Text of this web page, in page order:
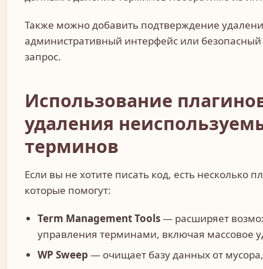
Также можно добавить подтверждение
административный интерфейс или безопасный
запрос.
Использование
удаления
терминов
Если вы не хотите писать код, есть несколько
которые помогут:
Term Management Tools— расширяет
управления терминами, включая массовое
WP Sweep — очищает базу данных от